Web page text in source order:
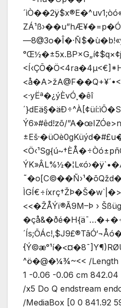
<·yËª�¿ýÈvÓ¸�êî
Ý6»#êd!zõ/
<<�ŽÅÝï®Ã9M–Þ ›
^ö�@�¼¾~<< /
1 -0.06 -0.06 cm
/x5 Do Q endstream
/MediaBox [0 0 841.92